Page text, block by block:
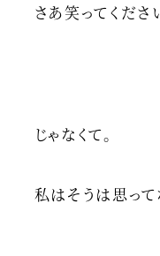
さあ笑ってくださ
じゃなくて。
私はそうは思って